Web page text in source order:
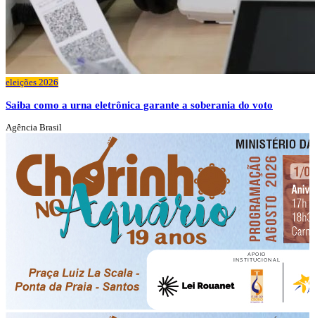
eleições 2026
Saiba como a urna eletrônica garante a soberania do voto
Agência Brasil